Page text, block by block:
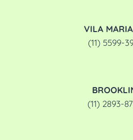
VILA
(11) 5599-
(11) 2893-